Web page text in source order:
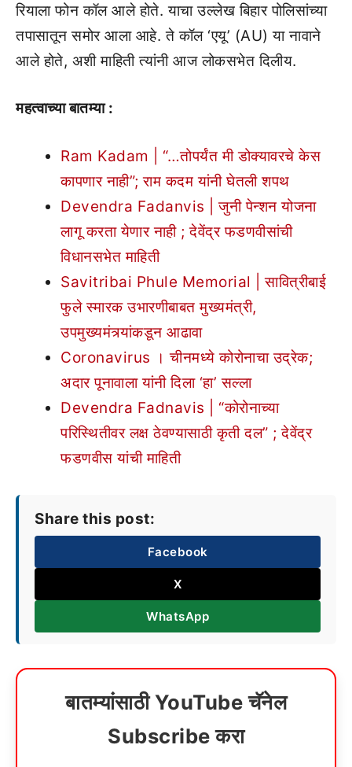
रियाला फोन कॉल आले होते. याचा उल्लेख बिहार पोलिसांच्या
तपासातून समोर आला आहे. ते कॉल ‘एयू’ (AU) या नावाने
आले होते, अशी माहिती त्यांनी आज लोकसभेत दिलीय.
महत्वाच्या बातम्या :
Ram Kadam | “…तोपर्यंत मी डोक्यावरचे केस
कापणार नाही”; राम कदम यांनी घेतली शपथ
Devendra Fadanvis | जुनी पेन्शन योजना
लागू करता येणार नाही ; देवेंद्र फडणवीसांची
विधानसभेत माहिती
Savitribai Phule Memorial | सावित्रीबाई
फुले स्मारक उभारणीबाबत मुख्यमंत्री,
उपमुख्यमंत्र्यांकडून आढावा
Coronavirus । चीनमध्ये कोरोनाचा उद्रेक;
अदार पूनावाला यांनी दिला ‘हा’ सल्ला
Devendra Fadnavis | “कोरोनाच्या
परिस्थितीवर लक्ष ठेवण्यासाठी कृती दल” ; देवेंद्र
फडणवीस यांची माहिती
Share this post:
Facebook
X
WhatsApp
बातम्यांसाठी YouTube चॅनेल
Subscribe करा